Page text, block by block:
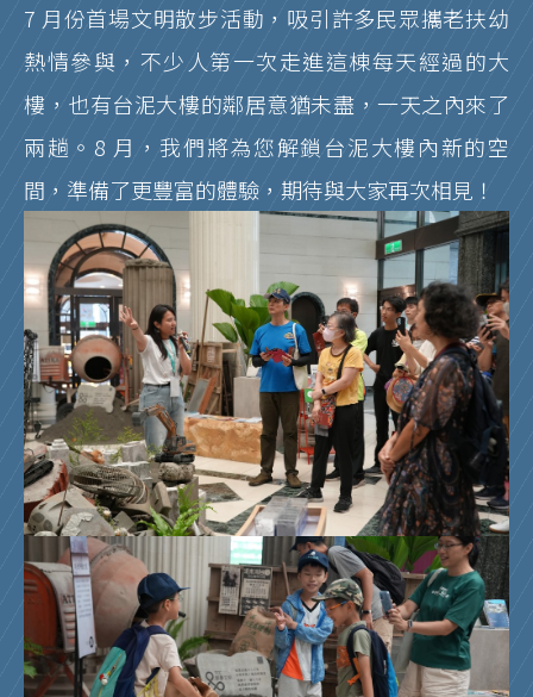
7 月份首場文明散步活動，吸引許多民眾攜老扶幼
熱情參與，不少人第一次走進這棟每天經過的大
樓，也有台泥大樓的鄰居意猶未盡，一天之內來了
兩趟。8 月，我們將為您解鎖台泥大樓內新的空
間，準備了更豐富的體驗，期待與大家再次相見！